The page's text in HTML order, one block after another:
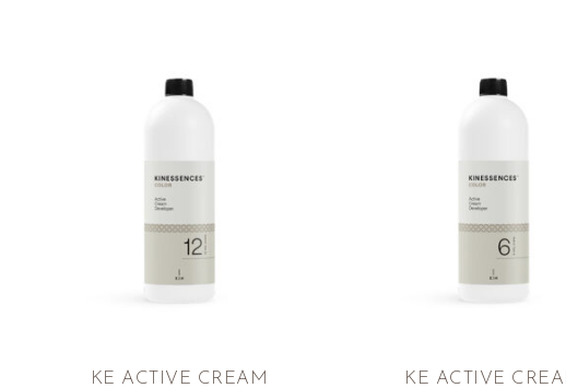
KE ACTIVE CREAM
KE ACTIVE